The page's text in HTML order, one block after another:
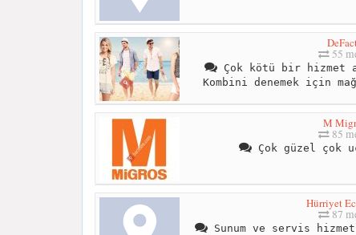
55
Çok kötü bir hizmet
Kombini denemek için
M
85
Çok güzel çok
Hürriyet
87
Sunum ve servis